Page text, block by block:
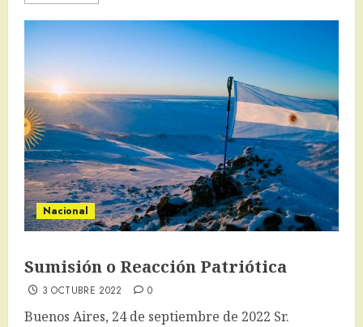
Nacional
Sumisión o Reacción Patriótica
3 OCTUBRE 2022 0
Buenos Aires, 24 de septiembre de 2022 Sr.